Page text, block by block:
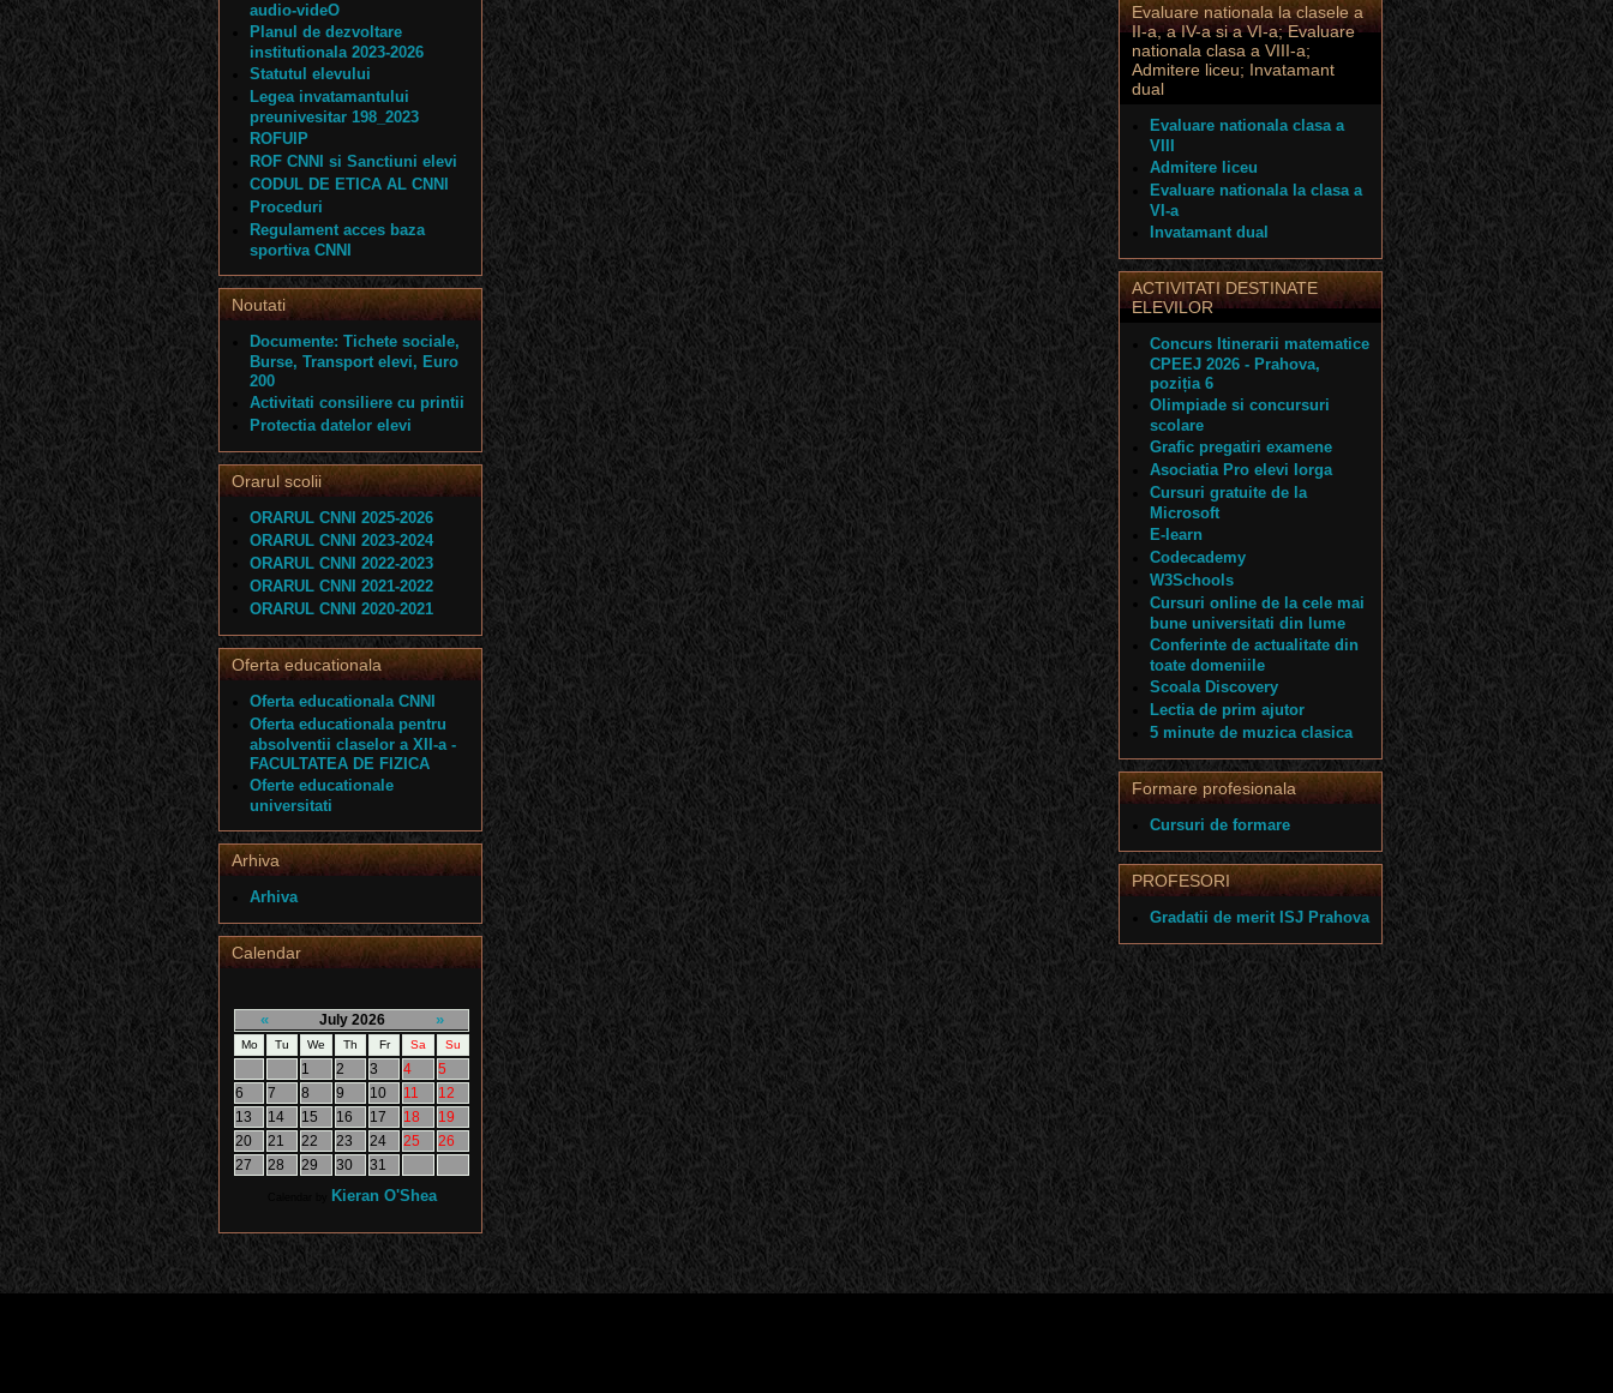
audio-videO
Planul de dezvoltare
institutionala 2023-2026
Statutul elevului
Legea invatamantului
preunivesitar 198_2023
ROFUIP
ROF CNNI si Sanctiuni elevi
CODUL DE ETICA AL CNNI
Proceduri
Regulament acces baza
sportiva CNNI
Noutati
Documente: Tichete sociale,
Burse, Transport elevi, Euro
200
Activitati consiliere cu printii
Protectia datelor elevi
Orarul scolii
ORARUL CNNI 2025-2026
ORARUL CNNI 2023-2024
ORARUL CNNI 2022-2023
ORARUL CNNI 2021-2022
ORARUL CNNI 2020-2021
Oferta educationala
Oferta educationala CNNI
Oferta educationala pentru
absolventii claselor a XII-a -
FACULTATEA DE FIZICA
Oferte educationale
universitati
Arhiva
Arhiva
Calendar
« July 2026 »
Mo Tu We Th Fr Sa Su
1 2 3 4
5
6
7 8 9 10 11
12
13
14 15 16 17 18
19
20
21 22 23 24 25
26
27
28 29 30 31
Kieran O'Shea
Evaluare nationala la clasele a
II-a, a IV-a si a VI-a; Evaluare
nationala clasa a VIII-a;
Admitere liceu; Invatamant
dual
Evaluare nationala clasa a
VIII
Admitere liceu
Evaluare nationala la clasa a
VI-a
Invatamant dual
ACTIVITATI DESTINATE
ELEVILOR
Concurs Itinerarii matematice
CPEEJ 2026 - Prahova,
poziția 6
Olimpiade si concursuri
scolare
Grafic pregatiri examene
Asociatia Pro elevi Iorga
Cursuri gratuite de la
Microsoft
E-learn
Codecademy
W3Schools
Cursuri online de la cele mai
bune universitati din lume
Conferinte de actualitate din
toate domeniile
Scoala Discovery
Lectia de prim ajutor
5 minute de muzica clasica
Formare profesionala
Cursuri de formare
PROFESORI
Gradatii de merit ISJ Prahova